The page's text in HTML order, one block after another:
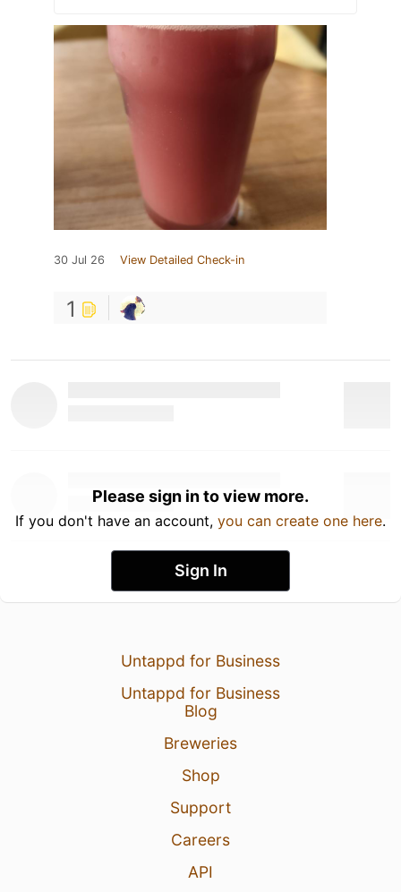
30 Jul 26 View Detailed Check-in
1
Please sign in to view more.
If you don't have an account, you can create one here.
Sign In
Untappd for Business
Untappd for Business
Blog
Breweries
Shop
Support
Careers
API